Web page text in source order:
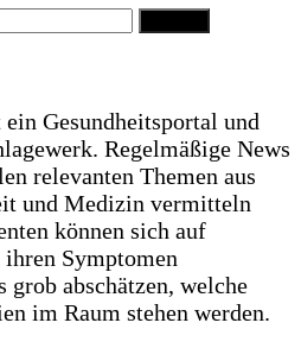
Gesundheitsportal und
Regelmäßige News
relevanten Themen aus
und Medizin vermitteln
können sich auf
Symptomen
abschätzen, welche
im Raum stehen werden.